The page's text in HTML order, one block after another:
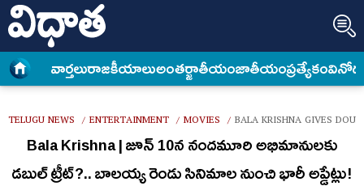
వార్త‌లురాజకీయాలుఅంత‌ర్జాతీయంజాతీయంప్రత్యేకం
TELUGU NEWS / ENTERTAINMENT / MOVIES / BALA KRISHNA GIVES
Bala Krishna | జూన్ 10న నందమూరి అభిమానులకు
డబుల్ ట్రీట్?.. బాలయ్య రెండు సినిమాల నుంచి భారీ అప్డేట్లు!